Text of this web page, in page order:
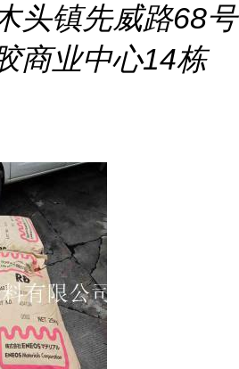
头镇先威路68号
商业中心14栋